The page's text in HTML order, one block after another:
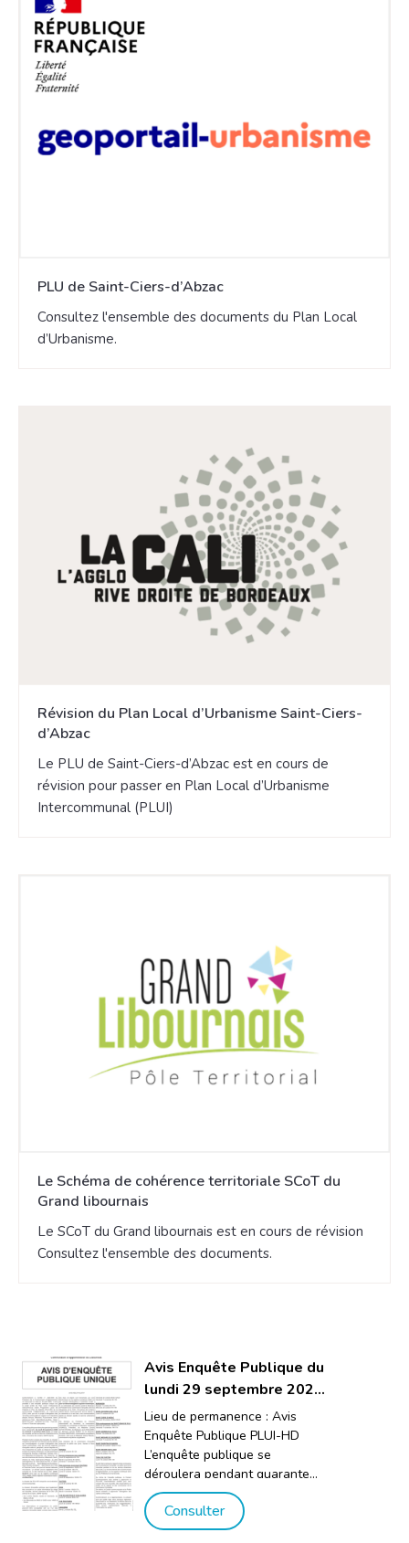
PLU de Saint-Ciers-d’Abzac
Consultez l'ensemble des documents du Plan Local
d’Urbanisme.
Révision du Plan Local d’Urbanisme Saint-Ciers-
d’Abzac
Le PLU de Saint-Ciers-d’Abzac est en cours de
révision pour passer en Plan Local d’Urbanisme
Intercommunal (PLUI)
Le Schéma de cohérence territoriale SCoT du
Grand libournais
Le SCoT du Grand libournais est en cours de révision
Consultez l'ensemble des documents.
Avis Enquête Publique du
lundi 29 septembre 2025
à 9h00 au vendredi 7
novembre 2025 à 17h00.
Lieu de permanence : Avis
Enquête Publique PLUI-HD
L’enquête publique se
déroulera pendant quarante
jours consécutifs, du lundi 29
septembre 2025 à 9h00 au
vendredi 7 novembre 2025 à
Consulter